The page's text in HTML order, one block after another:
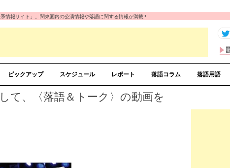
情報サイト」。関東圏内の公演情報や落語に関する情報が満載!!
ピックアップ スケジュール レポート 落語コラム 落語用語
て、〈落語＆トーク〉の動画を